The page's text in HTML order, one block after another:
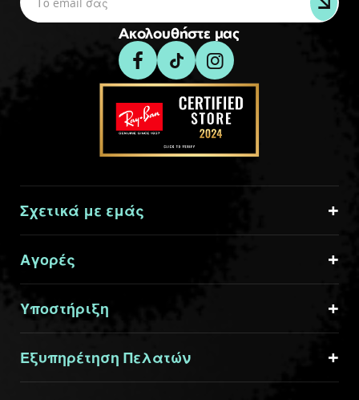
Ακολουθήστε μας
Σχετικά με εμάς
Αγορές
Υποστήριξη
Εξυπηρέτηση Πελατών